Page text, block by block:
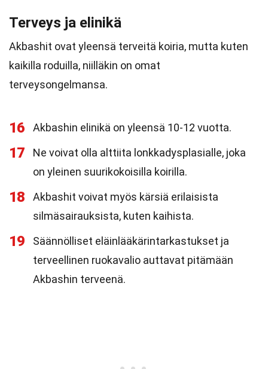
Terveys ja elinikä
Akbashit ovat yleensä terveitä koiria, mutta kuten
kaikilla roduilla, niilläkin on omat
terveysongelmansa.
16 Akbashin elinikä on yleensä 10-12 vuotta.
17
Ne voivat olla alttiita lonkkadysplasialle, joka
on yleinen suurikokoisilla koirilla.
18
Akbashit voivat myös kärsiä erilaisista
silmäsairauksista, kuten kaihista.
19
Säännölliset eläinlääkärintarkastukset ja
terveellinen ruokavalio auttavat pitämään
Akbashin terveenä.